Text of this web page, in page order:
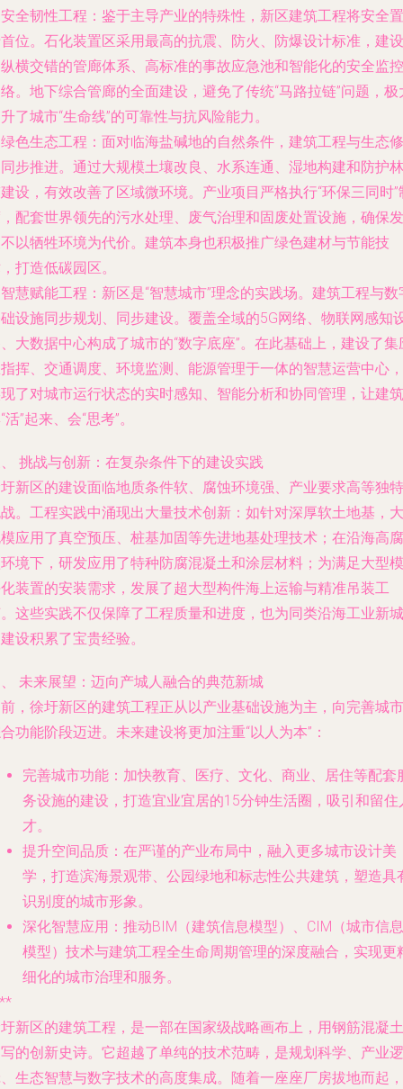
安全韧性工程 ：鉴于主导产业的特殊性，新区建筑工程将安全置
位。石化装置区采用最高的抗震、防火、防爆设计标准，建设
横交错的管廊体系、高标准的事故应急池和智能化的安全监控
。地下综合管廊的全面建设，避免了传统“马路拉链”问题，极
了城市“生命线”的可靠性与抗风险能力。
绿色生态工程 ：面对临海盐碱地的自然条件，建筑工程与生态修
步推进。通过大规模土壤改良、水系连通、湿地构建和防护林
设，有效改善了区域微环境。产业项目严格执行“环保三同时”
配套世界领先的污水处理、废气治理和固废处置设施，确保发
以牺牲环境为代价。建筑本身也积极推广绿色建材与节能技
打造低碳园区。
智慧赋能工程 ：新区是“智慧城市”理念的实践场。建筑工程与数
设施同步规划、同步建设。覆盖全域的5G网络、物联网感知
大数据中心构成了城市的“数字底座”。在此基础上，建设了集
挥、交通调度、环境监测、能源管理于一体的智慧运营中心，
了对城市运行状态的实时感知、智能分析和协同管理，让建筑
活”起来、会“思考”。
挑战与创新：在复杂条件下的建设实践
新区的建设面临地质条件软、腐蚀环境强、产业要求高等独特
。工程实践中涌现出大量技术创新：如针对深厚软土地基，大
应用了真空预压、桩基加固等先进地基处理技术；在沿海高腐
境下，研发应用了特种防腐混凝土和涂层材料；为满足大型模
装置的安装需求，发展了超大型构件海上运输与精准吊装工
这些实践不仅保障了工程质量和进度，也为同类沿海工业新城
设积累了宝贵经验。
未来展望：迈向产城人融合的典范新城
，徐圩新区的建筑工程正从以产业基础设施为主，向完善城市
功能阶段迈进。未来建设将更加注重“以人为本”：
完善城市功能 ：加快教育、医疗、文化、商业、居住等配套
务设施的建设，打造宜业宜居的15分钟生活圈，吸引和留住
才。
提升空间品质 ：在严谨的产业布局中，融入更多城市设计美
学，打造滨海景观带、公园绿地和标志性公共建筑，塑造具
识别度的城市形象。
深化智慧应用 ：推动BIM（建筑信息模型）、CIM（城市信息
模型）技术与建筑工程全生命周期管理的深度融合，实现更
细化的城市治理和服务。
新区的建筑工程，是一部在国家级战略画布上，用钢筋混凝土
的创新史诗。它超越了单纯的技术范畴，是规划科学、产业逻
生态智慧与数字技术的高度集成。随着一座座厂房拔地而起，